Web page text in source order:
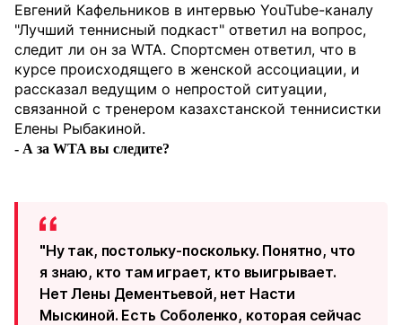
Евгений Кафельников в интервью YouTube-каналу
"Лучший теннисный подкаст" ответил на вопрос,
следит ли он за WTA. Спортсмен ответил, что в
курсе происходящего в женской ассоциации, и
рассказал ведущим о непростой ситуации,
связанной с тренером казахстанской теннисистки
Елены Рыбакиной.
- А за WTA вы следите?
"Ну так, постольку-поскольку. Понятно, что
я знаю, кто там играет, кто выигрывает.
Нет Лены Дементьевой, нет Насти
Мыскиной. Есть Соболенко, которая сейчас